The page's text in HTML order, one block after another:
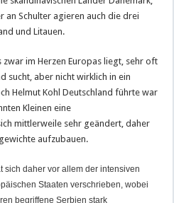
an Schulter agieren auch die drei
und Litauen.
im Herzen Europas liegt, sehr oft
sucht, aber nicht wirklich in ein
Helmut Kohl Deutschland führte war
Kleinen eine
mittlerweile sehr geändert, daher
aufzubauen.
sich daher vor allem der intensiven
Staaten verschrieben, wobei
begriffene Serbien stark